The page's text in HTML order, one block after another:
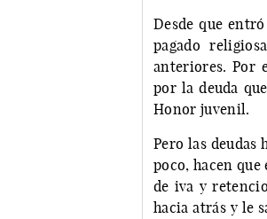
Desde que
pagado
anteriores. Por
por la deuda
Honor juvenil.
Pero las deudas
poco, hacen
de iva y
hacia atrás y le